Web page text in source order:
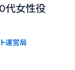
代女性役
運営局